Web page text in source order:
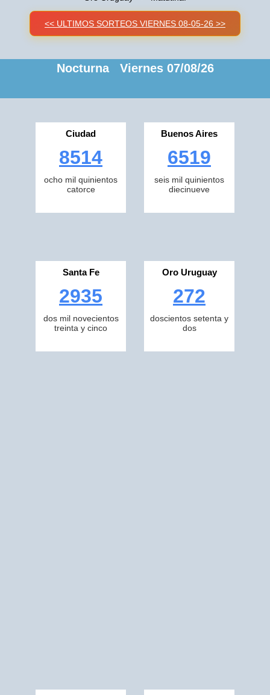
<< ULTIMOS SORTEOS VIERNES 08-05-26 >>
Nocturna Viernes 07/08/26
Ciudad
8514
ocho mil quinientos
catorce
Buenos Aires
6519
seis mil quinientos
diecinueve
Santa Fe
2935
dos mil novecientos
treinta y cinco
Oro Uruguay
272
doscientos setenta y
dos